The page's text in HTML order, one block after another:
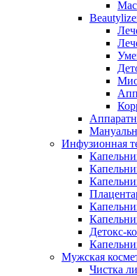
Инфузионная
Детокс-
Мужская
Чистка